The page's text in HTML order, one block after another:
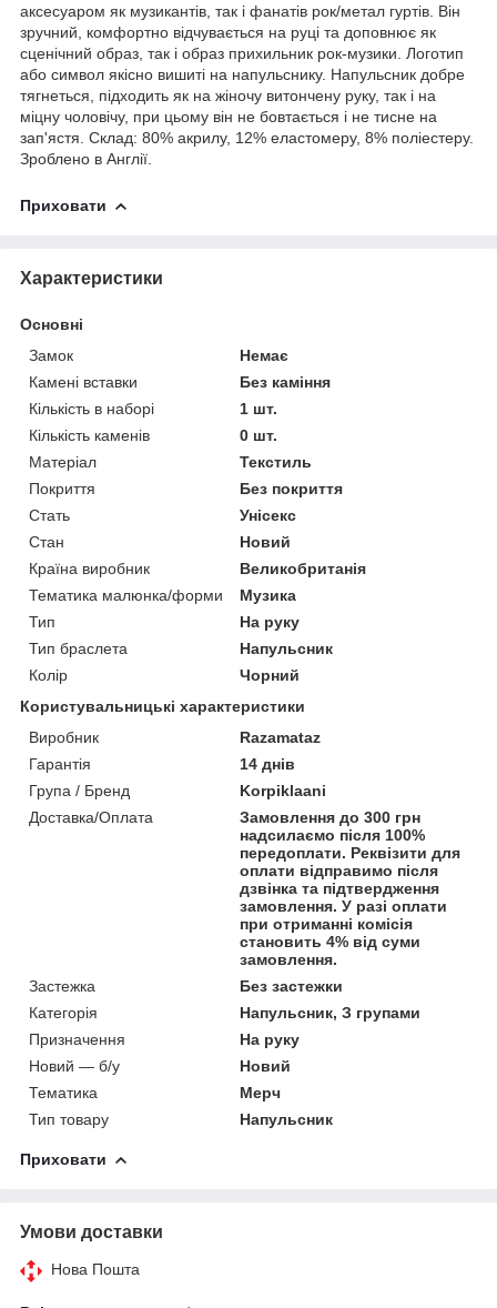
аксесуаром як музикантів, так і фанатів рок/метал гуртів. Він
зручний, комфортно відчувається на руці та доповнює як
сценічний образ, так і образ прихильник рок-музики. Логотип
або символ якісно вишиті на напульснику. Напульсник добре
тягнеться, підходить як на жіночу витончену руку, так і на
міцну чоловічу, при цьому він не бовтається і не тисне на
зап'ястя. Склад: 80% акрилу, 12% еластомеру, 8% поліестеру.
Зроблено в Англії.
Приховати
Характеристики
Основні
Замок
Немає
Камені вставки
Без каміння
Кількість в наборі
1 шт.
Кількість каменів
0 шт.
Матеріал
Текстиль
Покриття
Без покриття
Стать
Унісекс
Стан
Новий
Країна виробник
Великобританія
Тематика малюнка/форми
Музика
Тип
На руку
Тип браслета
Напульсник
Колір
Чорний
Користувальницькі характеристики
Виробник
Razamataz
Гарантія
14 днів
Група / Бренд
Korpiklaani
Доставка/Оплата
Замовлення до 300 грн
надсилаємо після 100%
передоплати. Реквізити для
оплати відправимо після
дзвінка та підтвердження
замовлення. У разі оплати
при отриманні комісія
становить 4% від суми
замовлення.
Застежка
Без застежки
Категорія
Напульсник, З групами
Призначення
На руку
Новий — б/у
Новий
Тематика
Мерч
Тип товару
Напульсник
Приховати
Умови доставки
Нова Пошта